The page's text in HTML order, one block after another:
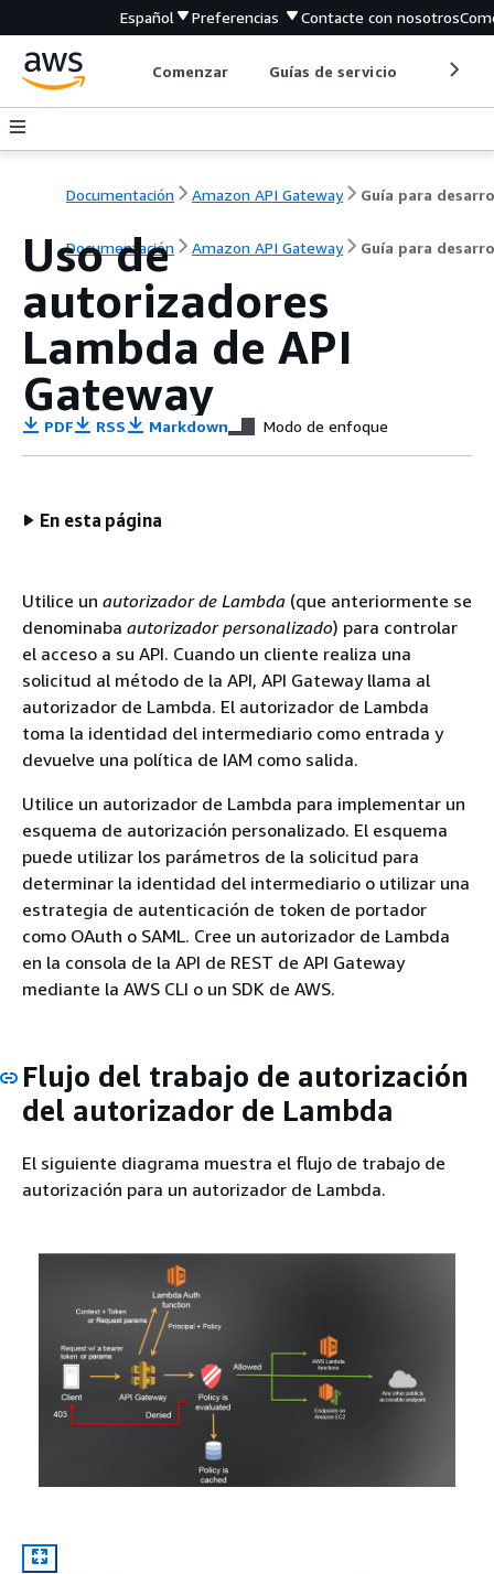
Español Preferencias Contacte con nosotros
Comenzar Guías de servicio
Documentación Amazon API Gateway
Documentación Amazon API Gateway Guía para
Uso de
autorizadores
Lambda de API
Gateway
PDF RSS Markdown Modo de enfoque
En esta página
Utilice un autorizador de Lambda (que anteriormente se
denominaba autorizador personalizado) para controlar
el acceso a su API. Cuando un cliente realiza una
solicitud al método de la API, API Gateway llama al
autorizador de Lambda. El autorizador de Lambda
toma la identidad del intermediario como entrada y
devuelve una política de IAM como salida.
Utilice un autorizador de Lambda para implementar un
esquema de autorización personalizado. El esquema
puede utilizar los parámetros de la solicitud para
determinar la identidad del intermediario o utilizar una
estrategia de autenticación de token de portador
como OAuth o SAML. Cree un autorizador de Lambda
en la consola de la API de REST de API Gateway
mediante la AWS CLI o un SDK de AWS.
Flujo del trabajo de autorización
del autorizador de Lambda
El siguiente diagrama muestra el flujo de trabajo de
autorización para un autorizador de Lambda.